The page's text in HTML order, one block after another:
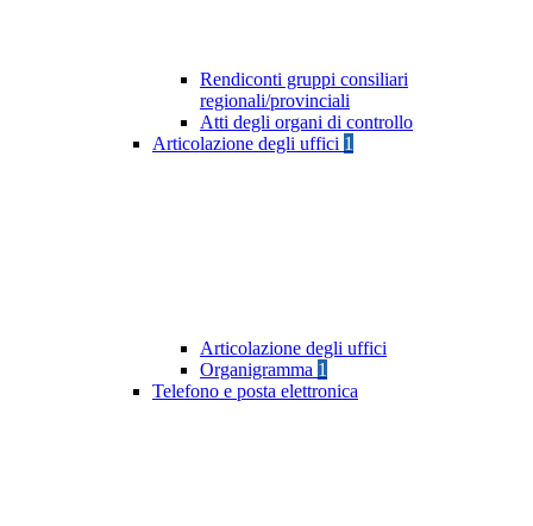
Rendiconti gruppi consiliari
regionali/provinciali
Atti degli organi di controllo
Articolazione degli uffici 1
Articolazione degli uffici
Organigramma 1
Telefono e posta elettronica